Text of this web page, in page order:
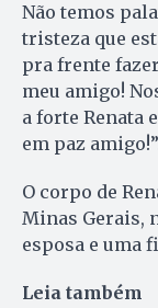
Não temos
tristeza que
pra frente
meu amigo!
a forte Renata
em paz
O corpo de
Minas Gerais,
esposa e uma
Leia também